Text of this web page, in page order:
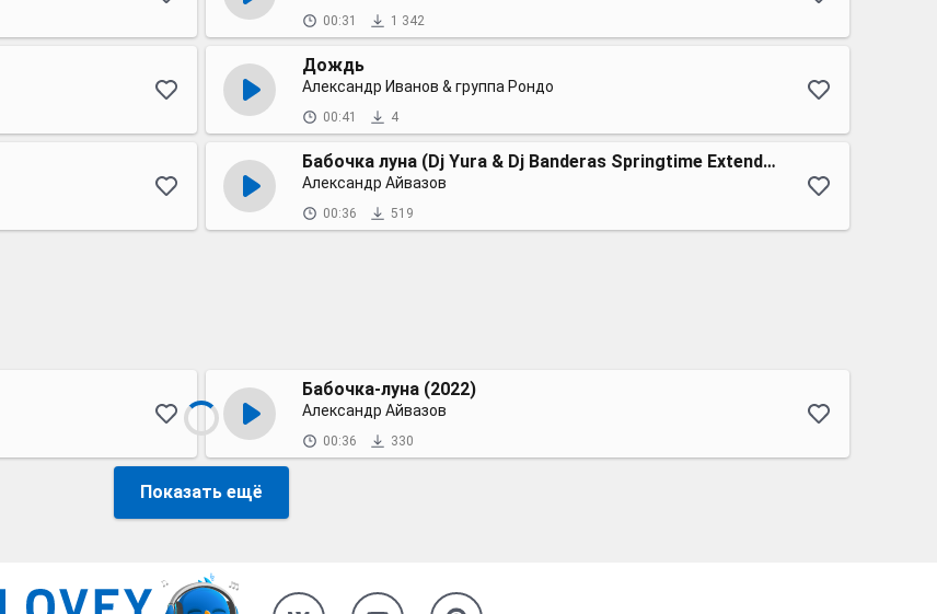
00:31 1 342
Дождь
Александр Иванов & группа Рондо
00:41 4
Бабочка луна (Dj Yura & Dj Banderas Springtime Extended Mix)
Александр Айвазов
00:36 519
Бабочка-луна (2022)
Александр Айвазов
00:36 330
Показать ещё